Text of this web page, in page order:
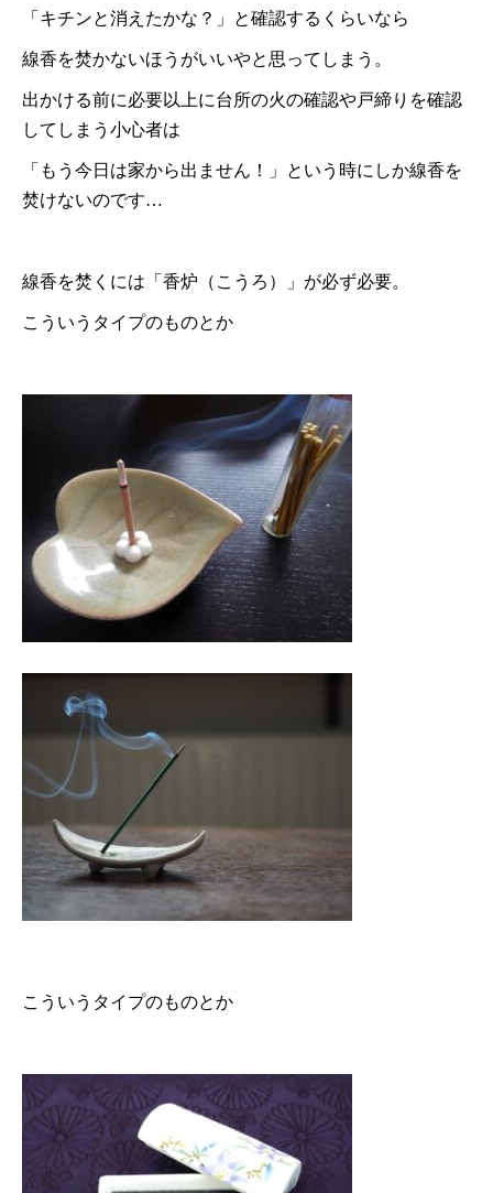
「キチンと消えたかな？」と確認するくらいなら
線香を焚かないほうがいいやと思ってしまう。
出かける前に必要以上に台所の火の確認や戸締りを確認
してしまう小心者は
「もう今日は家から出ません！」という時にしか線香を
焚けないのです…
線香を焚くには「香炉（こうろ）」が必ず必要。
こういうタイプのものとか
こういうタイプのものとか